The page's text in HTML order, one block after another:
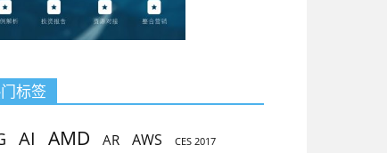
标签
AI AMD AR AWS CES 2017